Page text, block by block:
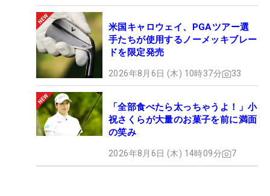
米国キャロウェイ、PGAツアー選
手たちが使用するノーメッキブレー
ドを限定発売
2026年8月6日 (木) 10時37分 33
「全部食べたら太っちゃうよ！」小
祝さくらが大量のお菓子を前に満面
の笑み
2026年8月6日 (木) 14時09分 7